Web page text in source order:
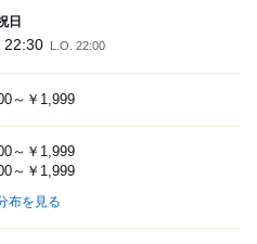
日
22:30 L.O. 22:00
～￥1,999
～￥1,999
～￥1,999
布を見る